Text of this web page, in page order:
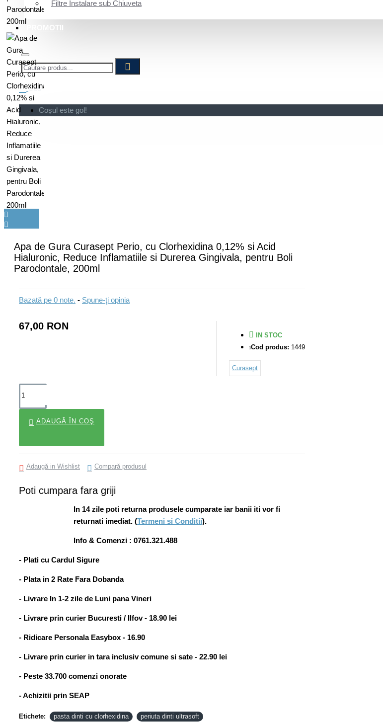
Filtre Instalare sub Chiuveta
PROMOTII
Cos
Coșul este gol!
Apa de Gura Curasept Perio, cu Clorhexidina 0,12% si Acid
Hialuronic, Reduce Inflamatiile si Durerea Gingivala, pentru Boli
Parodontale, 200ml
Bazată pe 0 note. - Spune-ţi opinia
67,00 RON
IN STOC
Cod produs: 1449
Curasept
ADAUGĂ ÎN COŞ
Adaugă in Wishlist Compară produsul
Poti cumpara fara griji
In 14 zile poti returna produsele cumparate iar banii iti vor fi
returnati imediat. (Termeni si Conditii).
Info & Comenzi : 0761.321.488
- Plati cu Cardul Sigure
- Plata in 2 Rate Fara Dobanda
- Livrare In 1-2 zile de Luni pana Vineri
- Livrare prin curier Bucuresti / Ilfov - 18.90 lei
- Ridicare Personala Easybox - 16.90
- Livrare prin curier in tara inclusiv comune si sate - 22.90 lei
- Peste 33.700 comenzi onorate
- Achizitii prin SEAP
Etichete: pasta dinti cu clorhexidina periuta dinti ultrasoft